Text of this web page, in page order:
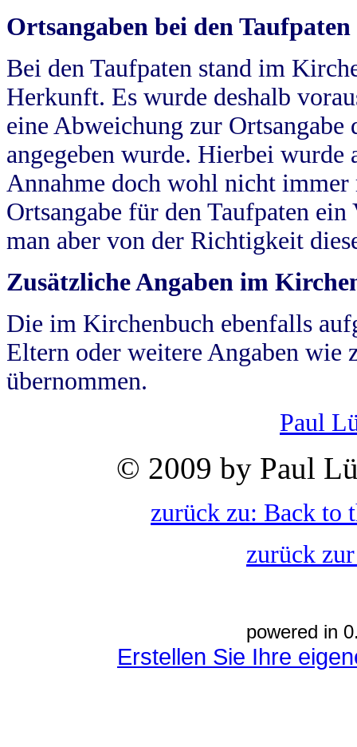
Ortsangaben bei den Taufpaten
Bei den Taufpaten stand im
Herkunft. Es wurde deshalb
eine Abweichung zur
angegeben wurde. Hierbei wurde
Annahme doch wohl nicht
Ortsangabe für den Taufpaten
man aber von der Richtigkeit
Zusätzliche Angaben im
Die im Kirchenbuch ebenfalls
Eltern oder weitere Angaben wie
übernommen.
Paul
© 2009 by Paul
zurück zu: Back to
zurück
powered in
Erstellen Sie Ihre